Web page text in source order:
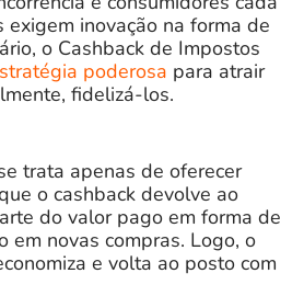
exigem inovação na forma de
o Cashback de Impostos
poderosa para atrair
fidelizá-los.
trata apenas de oferecer
o cashback devolve ao
do valor pago em forma de
em novas compras. Logo, o
e volta ao posto com